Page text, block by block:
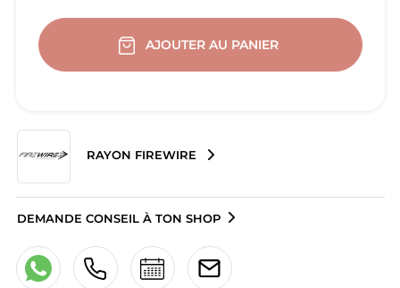
AJOUTER AU PANIER
RAYON FIREWIRE
DEMANDE CONSEIL À TON SHOP